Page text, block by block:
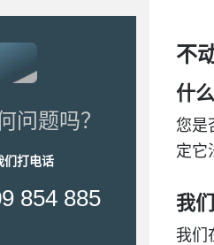
问题吗？
们打电话
854 885
不
什
您是
定它
我
我们